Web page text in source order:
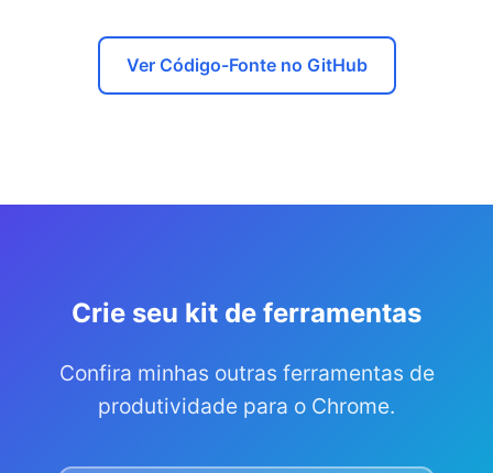
Ver Código-Fonte no GitHub
Crie seu kit de ferramentas
Confira minhas outras ferramentas de
produtividade para o Chrome.